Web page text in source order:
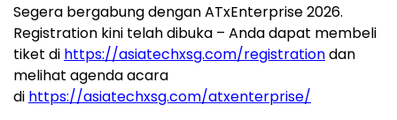
Segera bergabung dengan ATxEnterprise 2026.
Registration kini telah dibuka – Anda dapat membeli
tiket di https://asiatechxsg.com/registrationdan
melihat agenda acara
di https://asiatechxsg.com/atxenterprise/